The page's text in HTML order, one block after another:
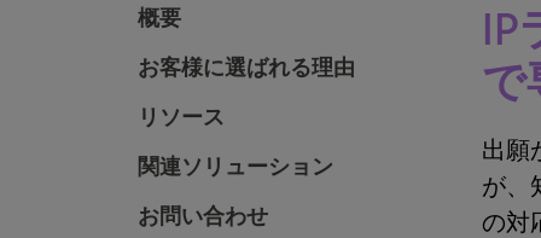
概要
お客様に選ばれる理由
リソース
関連ソリューション
お問い合わせ
IP
で
出願
が、
の対